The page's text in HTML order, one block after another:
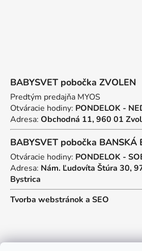
BABYSVET pobočka ZVOLEN
Predtým predajňa MYOS
Otváracie hodiny: PONDELOK -
Adresa: Obchodná 11, 960 01
BABYSVET pobočka BANSKÁ
Otváracie hodiny: PONDELOK -
Adresa: Nám. Ľudovíta Štúra 30,
Bystrica
Tvorba webstránok a SEO